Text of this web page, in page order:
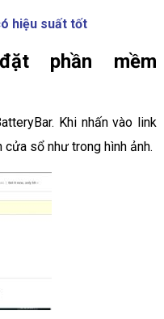
hiệu suất tốt
phần mềm
Khi nhấn vào link
cửa sổ như trong hình ảnh.